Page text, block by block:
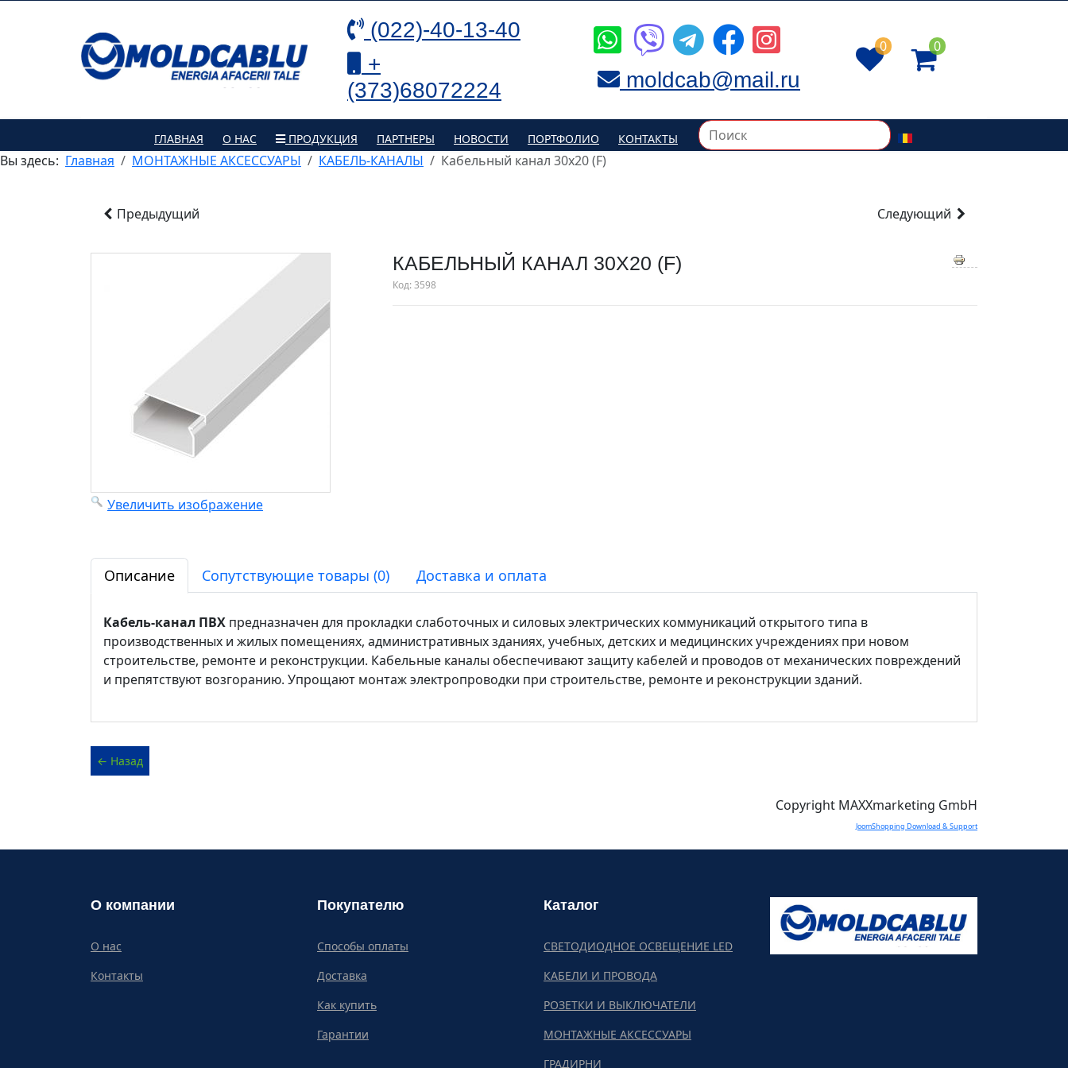
(022)-40-13-40
+
(373)68072224
moldcab@mail.ru
0 0
ГЛАВНАЯ О НАС ПРОДУКЦИЯ ПАРТНЕРЫ НОВОСТИ ПОРТФОЛИО КОНТАКТЫ
Вы здесь: Главная МОНТАЖНЫЕ АКСЕССУАРЫ КАБЕЛЬ-КАНАЛЫ Кабельный канал 30x20 (F)
Предыдущий Следующий
Увеличить изображение
КАБЕЛЬНЫЙ КАНАЛ 30X20 (F)
Код:3598
Описание Сопутствующие товары (0) Доставка и оплата
Кабель-канал ПВХ предназначен для прокладки слаботочных и силовых электрических коммуникаций открытого типа в
производственных и жилых помещениях, административных зданиях, учебных, детских и медицинских учреждениях при новом
строительстве, ремонте и реконструкции. Кабельные каналы обеспечивают защиту кабелей и проводов от механических повреждений
и препятствуют возгоранию. Упрощают монтаж электропроводки при строительстве, ремонте и реконструкции зданий.
Copyright MAXXmarketing GmbH
JoomShopping Download & Support
О компании
О нас
Контакты
Покупателю
Способы оплаты
Доставка
Как купить
Гарантии
Каталог
СВЕТОДИОДНОЕ ОСВЕЩЕНИЕ LED
КАБЕЛИ И ПРОВОДА
РОЗЕТКИ И ВЫКЛЮЧАТЕЛИ
МОНТАЖНЫЕ АКСЕССУАРЫ
ГРАДИРНИ